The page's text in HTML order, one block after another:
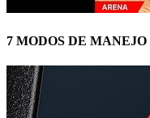
7 MODOS DE MANEJO